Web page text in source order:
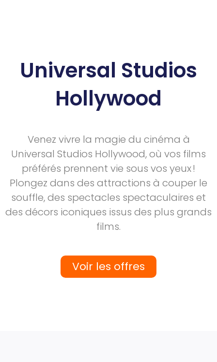
Universal Studios
Hollywood​
Venez vivre la magie du cinéma à
Universal Studios Hollywood, où vos films
préférés prennent vie sous vos yeux !
Plongez dans des attractions à couper le
souffle, des spectacles spectaculaires et
des décors iconiques issus des plus grands
films.
Voir les offres